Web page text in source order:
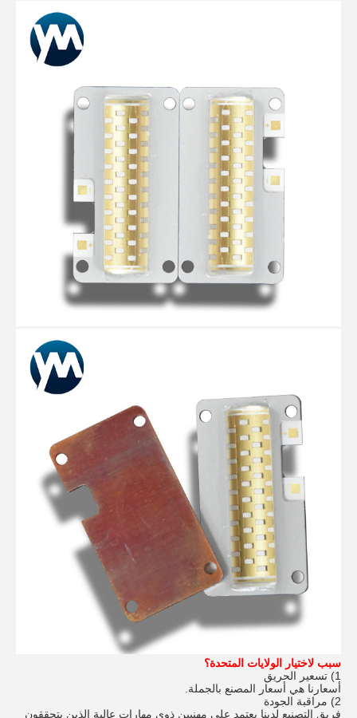
سبب لاختيار الولايات المتحدة؟
1) تسعير الحريق
أسعارنا هي أسعار المصنع بالجملة.
2) مراقبة الجودة
فريق التصنيع لدينا يعتمد على مهنيين ذوي مهارات عالية الذين يتحققون